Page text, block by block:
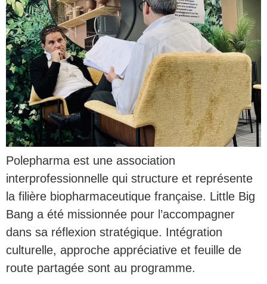
Polepharma est une association
interprofessionnelle qui structure et représente
la filière biopharmaceutique française. Little Big
Bang a été missionnée pour l’accompagner
dans sa réflexion stratégique. Intégration
culturelle, approche appréciative et feuille de
route partagée sont au programme.